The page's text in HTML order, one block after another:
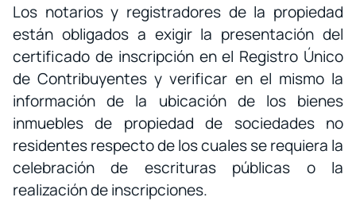
Los notarios y registradores de la propiedad
están obligados a exigir la presentación del
certificado de inscripción en el Registro Único
de Contribuyentes y verificar en el mismo la
información de la ubicación de los bienes
inmuebles de propiedad de sociedades no
residentes respecto de los cuales se requiera la
celebración de escrituras públicas o la
realización de inscripciones.